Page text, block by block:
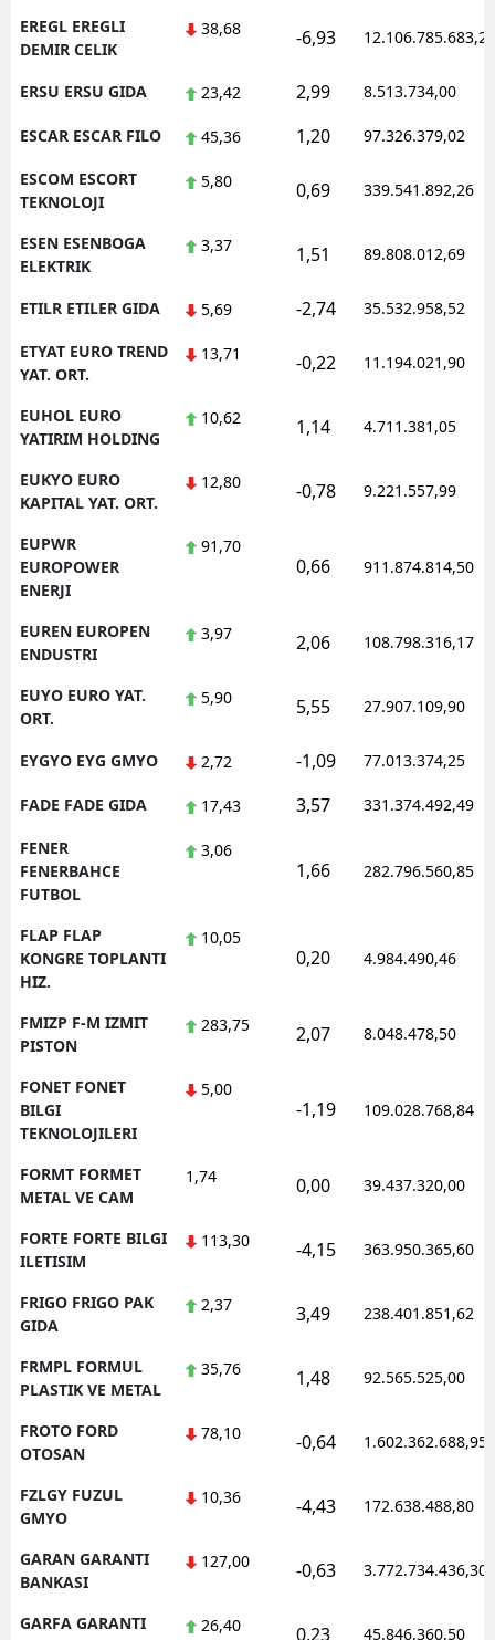
EREGL EREGLI
DEMIR CELIK
38,68 -6,93 12.106.785.683,20
ERSU ERSU GIDA 23,42 2,99 8.513.734,00
ESCAR ESCAR FILO 45,36 1,20 97.326.379,02
ESCOM ESCORT
TEKNOLOJI
5,80 0,69 339.541.892,26
ESEN ESENBOGA
ELEKTRIK
3,37 1,51 89.808.012,69
ETILR ETILER GIDA 5,69 -2,74 35.532.958,52
ETYAT EURO TREND
YAT. ORT.
13,71 -0,22 11.194.021,90
EUHOL EURO
YATIRIM HOLDING
10,62 1,14 4.711.381,05
EUKYO EURO
KAPITAL YAT. ORT.
12,80 -0,78 9.221.557,99
EUPWR
EUROPOWER
ENERJI
91,70
0,66 911.874.814,50
EUREN EUROPEN
ENDUSTRI
3,97 2,06 108.798.316,17
EUYO EURO YAT.
ORT.
5,90 5,55 27.907.109,90
EYGYO EYG GMYO 2,72 -1,09 77.013.374,25
FADE FADE GIDA 17,43 3,57 331.374.492,49
FENER
FENERBAHCE
FUTBOL
3,06
1,66 282.796.560,85
FLAP FLAP
KONGRE TOPLANTI
HIZ.
10,05
0,20 4.984.490,46
FMIZP F-M IZMIT
PISTON
283,75 2,07 8.048.478,50
FONET FONET
BILGI
TEKNOLOJILERI
5,00
-1,19 109.028.768,84
FORMT FORMET
METAL VE CAM
1,74 0,00 39.437.320,00
FORTE FORTE BILGI
ILETISIM
113,30 -4,15 363.950.365,60
FRIGO FRIGO PAK
GIDA
2,37 3,49 238.401.851,62
FRMPL FORMUL
PLASTIK VE METAL
35,76 1,48 92.565.525,00
FROTO FORD
OTOSAN
78,10 -0,64 1.602.362.688,95
FZLGY FUZUL
GMYO
10,36 -4,43 172.638.488,80
GARAN GARANTI
BANKASI
127,00 -0,63 3.772.734.436,30
GARFA GARANTI
26,40 0,23 45.846.360,50